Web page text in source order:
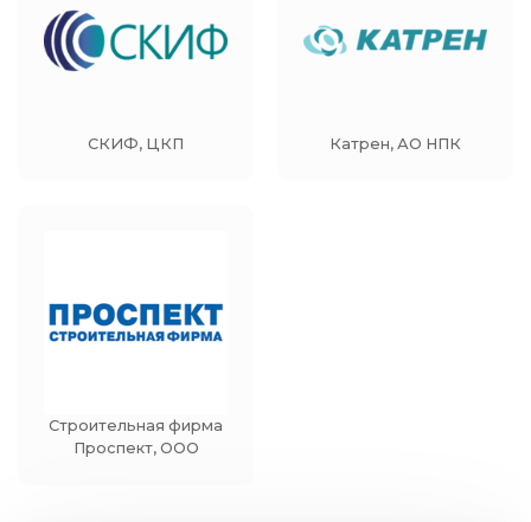
СКИФ, ЦКП Катрен, АО НПК
Строительная фирма
Проспект, ООО